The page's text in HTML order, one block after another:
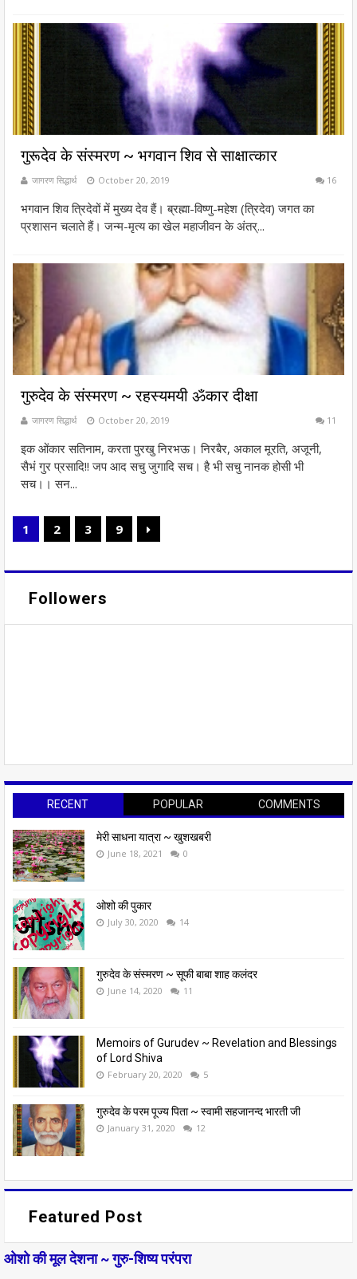
गुरूदेव के संस्मरण ~ भगवान शिव से साक्षात्कार
जागरण सिद्धार्थ October 20, 2019 16
भगवान शिव त्रिदेवों में मुख्य देव हैं। ब्रह्मा-विष्णु-महेश (त्रिदेव) जगत का
प्रशासन चलाते हैं। जन्म-मृत्य का खेल महाजीवन के अंतर्...
गुरुदेव के संस्मरण ~ रहस्यमयी ॐकार दीक्षा
जागरण सिद्धार्थ October 20, 2019 11
इक ओंकार सतिनाम, करता पुरखु निरभऊ। निरबैर, अकाल मूरति, अजूनी,
सैभं गुर प्रसादि!! जप आद सचु जुगादि सच। है भी सचु नानक होसी भी
सच।। सन...
1 2 3 9
Followers
RECENT POPULAR COMMENTS
मेरी साधना यात्रा ~ खुशखबरी
June 18, 2021 0
ओशो की पुकार
July 30, 2020 14
गुरुदेव के संस्मरण ~ सूफी बाबा शाह कलंदर
June 14, 2020 11
Memoirs of Gurudev ~ Revelation and Blessings
of Lord Shiva
February 20, 2020 5
गुरुदेव के परम पूज्य पिता ~ स्वामी सहजानन्द भारती जी
January 31, 2020 12
Featured Post
ओशो की मूल देशना ~ गुरु-शिष्य परंपरा